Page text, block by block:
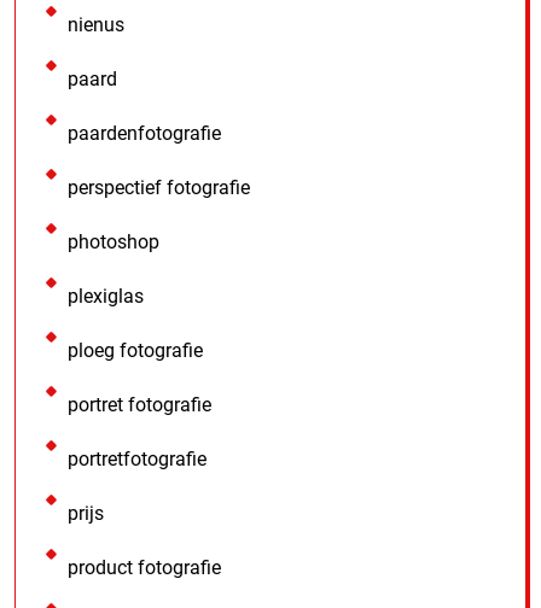
nienus
paard
paardenfotografie
perspectief fotografie
photoshop
plexiglas
ploeg fotografie
portret fotografie
portretfotografie
prijs
product fotografie